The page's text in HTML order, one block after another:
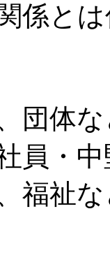
係と
団体
員・
福祉